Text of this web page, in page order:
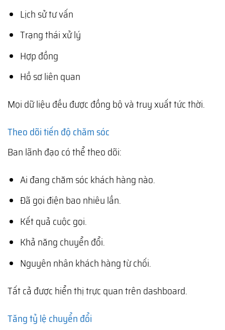
Lịch sử tư vấn
Trạng thái xử lý
Hợp đồng
Hồ sơ liên quan
Mọi dữ liệu đều được đồng bộ và truy xuất tức thời.
Theo dõi tiến độ chăm sóc
Ban lãnh đạo có thể theo dõi:
Ai đang chăm sóc khách hàng nào.
Đã gọi điện bao nhiêu lần.
Kết quả cuộc gọi.
Khả năng chuyển đổi.
Nguyên nhân khách hàng từ chối.
Tất cả được hiển thị trực quan trên dashboard.
Tăng tỷ lệ chuyển đổi